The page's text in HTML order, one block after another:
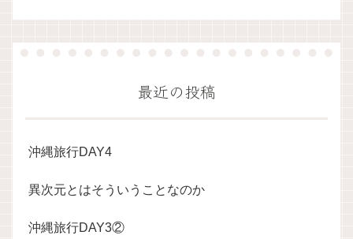
最近の投稿
沖縄旅行DAY4
異次元とはそういうことなのか
沖縄旅行DAY3②